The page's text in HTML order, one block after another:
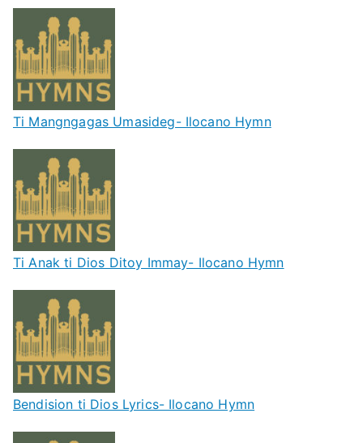
Ti Mangngagas Umasideg- Ilocano Hymn
Ti Anak ti Dios Ditoy Immay- Ilocano Hymn
Bendision ti Dios Lyrics- Ilocano Hymn